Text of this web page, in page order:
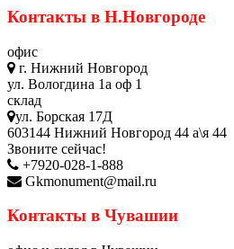
Контакты в Н.Новгороде
офис
г. Нижний Новгород
ул. Вологдина 1а оф 1
склад
ул. Борская 17Д
603144 Нижний Новгород 44 а\я 44
Звоните сейчас!
+7920-028-1-888
Gkmonument@mail.ru
Контакты в Чувашии